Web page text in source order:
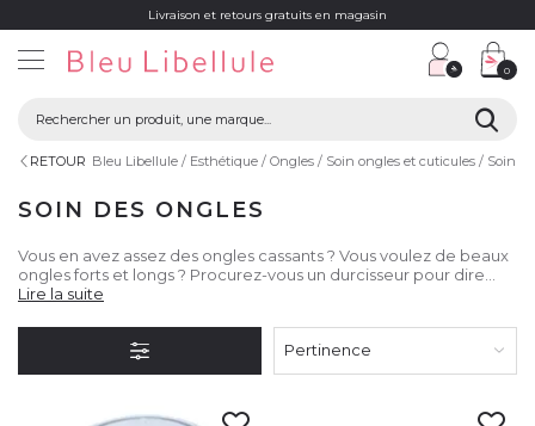
Livraison et retours gratuits en magasin
0
RETOUR Bleu Libellule Esthétique Ongles Soin ongles et cuticules Soin
SOIN DES ONGLES
Vous en avez assez des ongles cassants ? Vous voulez de beaux
ongles forts et longs ? Procurez-vous un durcisseur pour dire
adieu aux ongles cassés !
Lire la suite
Pertinence